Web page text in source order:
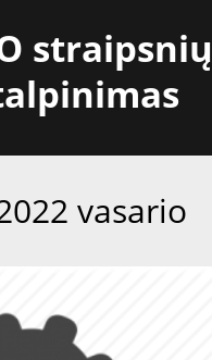
straipsnių
vasario